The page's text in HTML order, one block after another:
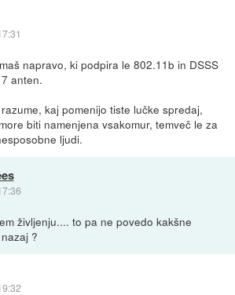
napravo, ki podpira le 802.11b in DSSS
anten.
kaj pomenijo tiste lučke spredaj,
biti namenjena vsakomur, temveč le za
ljudi.
življenju.... to pa ne povedo kakšne
?